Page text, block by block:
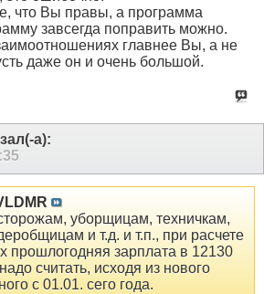
что Вы правы, а программа
завсегда поправить можно.
главнее Вы, а не
даже он и очень большой.
а):
уборщицам, техничкам,
и т.д. и т.п., при расчете
прошлогодняя зарплата в 12130
считать, исходя из нового
с 01.01. сего года.